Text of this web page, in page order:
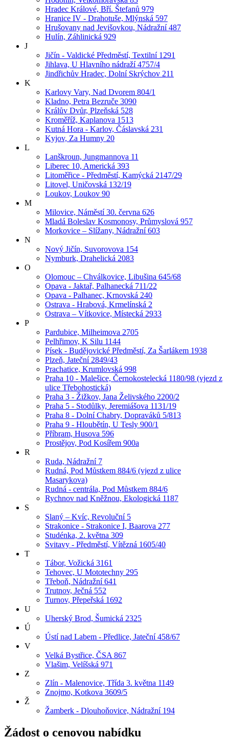
Hradec Králové, Bří. Štefanů 979
Hranice IV - Drahotuše, Mlýnská 597
Hrušovany nad Jevišovkou, Nádražní 487
Hulín, Záhlinická 929
J
Jičín - Valdické Předměstí, Textilní 1291
Jihlava, U Hlavního nádraží 4757/4
Jindřichův Hradec, Dolní Skrýchov 211
K
Karlovy Vary, Nad Dvorem 804/1
Kladno, Petra Bezruče 3090
Králův Dvůr, Plzeňská 528
Kroměříž, Kaplanova 1513
Kutná Hora - Karlov, Čáslavská 231
Kyjov, Za Humny 20
L
Lanškroun, Jungmannova 11
Liberec 10, Americká 393
Litoměřice - Předměstí, Kamýcká 2147/29
Litovel, Uničovská 132/19
Loukov, Loukov 90
M
Milovice, Náměstí 30. června 626
Mladá Boleslav Kosmonosy, Průmyslová 957
Morkovice – Slížany, Nádražní 603
N
Nový Jičín, Suvorovova 154
Nymburk, Drahelická 2083
O
Olomouc – Chválkovice, Libušina 645/68
Opava - Jaktař, Palhanecká 711/22
Opava - Palhanec, Krnovská 240
Ostrava - Hrabová, Krmelínská 2
Ostrava – Vítkovice, Místecká 2933
P
Pardubice, Milheimova 2705
Pelhřimov, K Silu 1144
Písek - Budějovické Předměstí, Za Šarlákem 1938
Plzeň, Jateční 2849/43
Prachatice, Krumlovská 998
Praha 10 - Malešice, Černokostelecká 1180/98 (vjezd z
ulice Třebohostická)
Praha 3 - Žižkov, Jana Želivského 2200/2
Praha 5 - Stodůlky, Jeremiášova 1131/19
Praha 8 - Dolní Chabry, Dopraváků 5/813
Praha 9 - Hloubětín, U Tesly 900/1
Příbram, Husova 596
Prostějov, Pod Kosířem 900a
R
Ruda, Nádražní 7
Rudná, Pod Můstkem 884/6 (vjezd z ulice
Masarykova)
Rudná - centrála, Pod Můstkem 884/6
Rychnov nad Kněžnou, Ekologická 1187
S
Slaný – Kvíc, Revoluční 5
Strakonice - Strakonice I, Baarova 277
Studénka, 2. května 309
Svitavy - Předměstí, Vítězná 1605/40
T
Tábor, Vožická 3161
Tehovec, U Mototechny 295
Třeboň, Nádražní 641
Trutnov, Ječná 552
Turnov, Přepeřská 1692
U
Uherský Brod, Šumická 2325
Ú
Ústí nad Labem - Předlice, Jateční 458/67
V
Velká Bystřice, ČSA 867
Vlašim, Velíšská 971
Z
Zlín - Malenovice, Třída 3. května 1149
Znojmo, Kotkova 3609/5
Ž
Žamberk - Dlouhoňovice, Nádražní 194
Žádost o cenovou nabídku